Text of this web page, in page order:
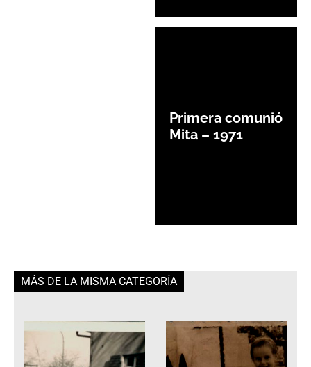
Primera comunió
Mita – 1971
MÁS DE LA MISMA CATEGORÍA